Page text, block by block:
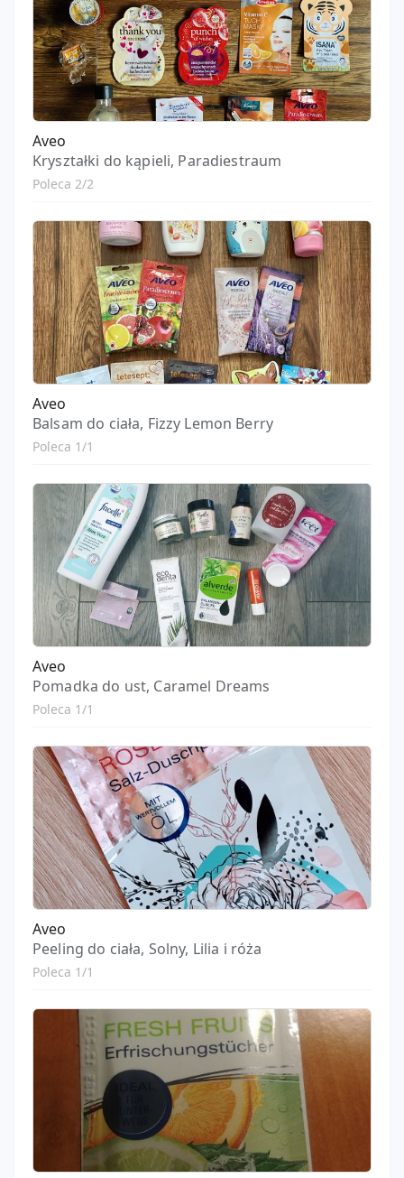
Aveo
Kryształki do kąpieli, Paradiestraum
Poleca 2/2
Aveo
Balsam do ciała, Fizzy Lemon Berry
Poleca 1/1
Aveo
Pomadka do ust, Caramel Dreams
Poleca 1/1
Aveo
Peeling do ciała, Solny, Lilia i róża
Poleca 1/1